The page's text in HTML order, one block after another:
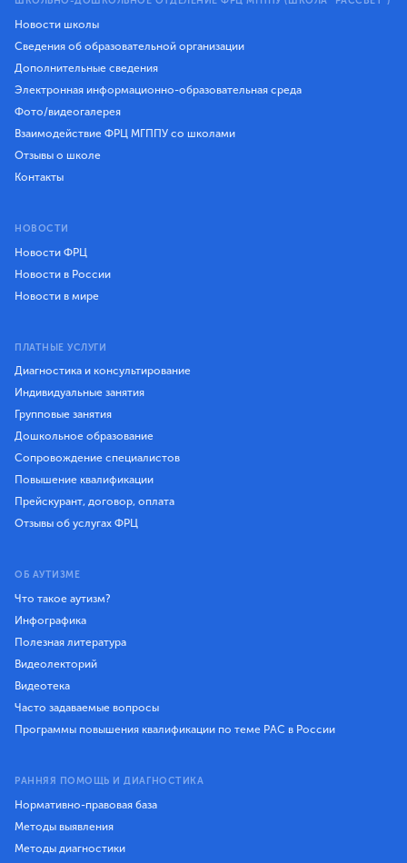
Новости школы
Сведения об образовательной организации
Дополнительные сведения
Электронная информационно-образовательная среда
Фото/видеогалерея
Взаимодействие ФРЦ МГППУ со школами
Отзывы о школе
Контакты
НОВОСТИ
Новости ФРЦ
Новости в России
Новости в мире
ПЛАТНЫЕ УСЛУГИ
Диагностика и консультирование
Индивидуальные занятия
Групповые занятия
Дошкольное образование
Сопровождение специалистов
Повышение квалификации
Прейскурант, договор, оплата
Отзывы об услугах ФРЦ
ОБ АУТИЗМЕ
Что такое аутизм?
Инфографика
Полезная литература
Видеолекторий
Видеотека
Часто задаваемые вопросы
Программы повышения квалификации по теме РАС в России
РАННЯЯ ПОМОЩЬ И ДИАГНОСТИКА
Нормативно-правовая база
Методы выявления
Методы диагностики